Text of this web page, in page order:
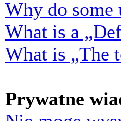
Why do some
What is a
What is „The
Prywatne